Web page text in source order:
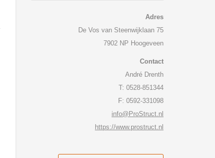
Adres
De Vos van Steenwijklaan 75
7902 NP Hoogeveen
Contact
André Drenth
T: 0528-851344
F: 0592-331098
info@ProStruct.nl
https://www.prostruct.nl